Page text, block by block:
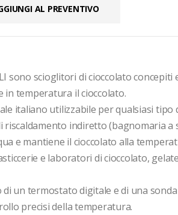
AL PREVENTIVO
sono scioglitori di cioccolato
in temperatura il cioccolato.
italiano utilizzabile per qualsiasi tipo
riscaldamento indiretto (bagnomaria a
e mantiene il cioccolato alla
e laboratori di cioccolato,
un termostato digitale e di una
precisi della temperatura.